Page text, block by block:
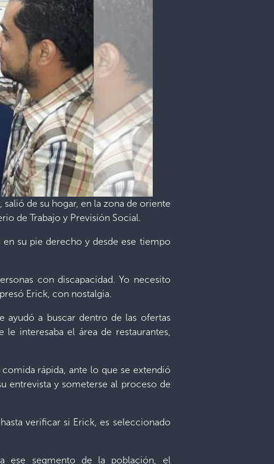
de su hogar, en la zona de oriente
de Trabajo y Previsión Social.
su pie derecho y desde ese tiempo
con discapacidad. Yo necesito
Erick, con nostalgia.
ayudó a buscar dentro de las ofertas
interesaba el área de restaurantes,
rápida, ante lo que se extendió
entrevista y someterse al proceso de
verificar si Erick, es seleccionado
ese segmento de la población, el